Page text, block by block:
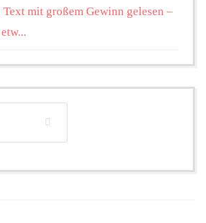
Text mit großem Gewinn gelesen –